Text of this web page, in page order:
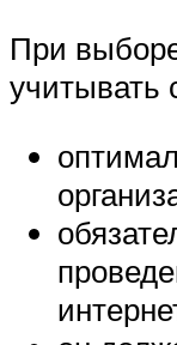
При